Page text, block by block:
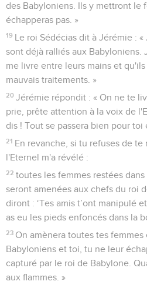
des Babyloniens. Ils y mettront le
échapperas pas. »
19 Le roi Sédécias dit à Jérémie :
sont déjà ralliés aux Babyloniens.
me livre entre leurs mains et
mauvais traitements. »
20 Jérémie répondit : « On ne te
prie, prête attention à la voix de
dis ! Tout se passera bien pour toi
21 En revanche, si tu refuses de
l'Eternel m'a révélé :
22 toutes les femmes restées
seront amenées aux chefs du roi
diront : ‘Tes amis t’ont manipulé
as eu les pieds enfoncés dans la
23 On amènera toutes tes femmes
Babyloniens et toi, tu ne leur
capturé par le roi de Babylone.
aux flammes. »